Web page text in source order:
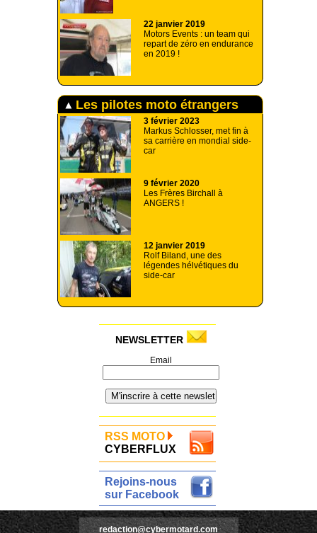
22 janvier 2019
Motors Events : un team qui
repart de zéro en endurance
en 2019 !
Les pilotes moto étrangers
3 février 2023
Markus Schlosser, met fin à
sa carrière en mondial side-
car
9 février 2020
Les Frères Birchall à
ANGERS !
12 janvier 2019
Rolf Biland, une des
légendes hélvétiques du
side-car
NEWSLETTER
Email
RSS MOTO
CYBERFLUX
Rejoins-nous
sur Facebook
redaction@cybermotard.com